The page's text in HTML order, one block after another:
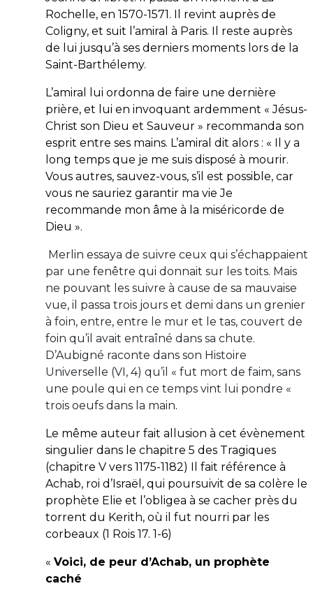
Rochelle, en 1570-1571. Il revint auprès de
Coligny, et suit l’amiral à Paris. Il reste auprès
de lui jusqu’à ses derniers moments lors de la
Saint-Barthélemy.
L’amiral lui ordonna de faire une dernière
prière, et lui en invoquant ardemment « Jésus-
Christ son Dieu et Sauveur » recommanda son
esprit entre ses mains. L’amiral dit alors : « Il y a
long temps que je me suis disposé à mourir.
Vous autres, sauvez-vous, s’il est possible, car
vous ne sauriez garantir ma vie Je
recommande mon âme à la miséricorde de
Dieu ».
Merlin essaya de suivre ceux qui s’échappaient
par une fenêtre qui donnait sur les toits. Mais
ne pouvant les suivre à cause de sa mauvaise
vue, il passa trois jours et demi dans un grenier
à foin, entre, entre le mur et le tas, couvert de
foin qu’il avait entraîné dans sa chute.
D’Aubigné raconte dans son Histoire
Universelle (VI, 4) qu’il « fut mort de faim, sans
une poule qui en ce temps vint lui pondre «
trois oeufs dans la main.
Le même auteur fait allusion à cet évènement
singulier dans le chapitre 5 des Tragiques
(chapitre V vers 1175-1182) Il fait référence à
Achab, roi d’Israël, qui poursuivit de sa colère le
prophète Elie et l’obligea à se cacher près du
torrent du Kerith, où il fut nourri par les
corbeaux (1 Rois 17. 1-6)
« Voici, de peur d’Achab, un prophète
caché